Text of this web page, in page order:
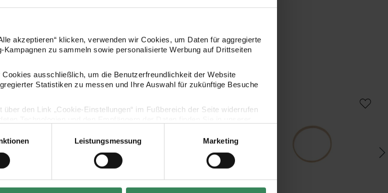
akzeptieren“ klicken, verwenden wir Cookies, um Daten für aggregierte
zu sammeln sowie personalisierte Werbung auf Drittseiten
Cookies ausschließlich, um die Benutzerfreundlichkeit der Website
Statistiken zu messen und Ihre Auswahl für zukünftige Besuche
den Link „Cookie-Einstellungen“ im Fußbereich der Seite widerrufen
Leistungsmessung Marketing